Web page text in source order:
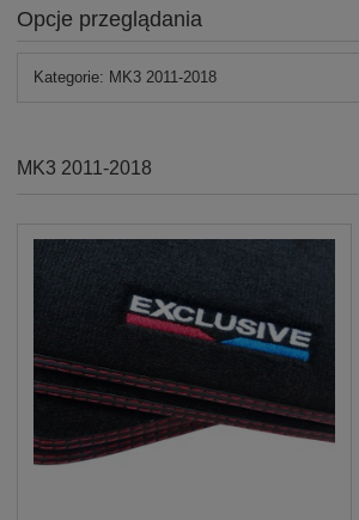
Opcje przeglądania
Kategorie: MK3 2011-2018
MK3 2011-2018